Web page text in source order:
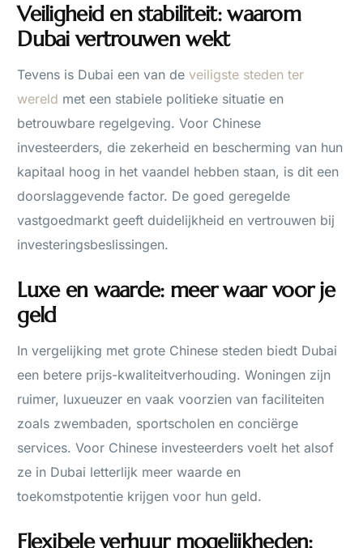
Veiligheid en stabiliteit: waarom
Dubai vertrouwen wekt
Tevens is Dubai een van deveiligste steden ter
wereld met een stabiele politieke situatie en
betrouwbare regelgeving. Voor Chinese
investeerders, die zekerheid en bescherming van hun
kapitaal hoog in het vaandel hebben staan, is dit een
doorslaggevende factor. De goed geregelde
vastgoedmarkt geeft duidelijkheid en vertrouwen bij
investeringsbeslissingen.
Luxe en waarde: meer waar voor je
geld
In vergelijking met grote Chinese steden biedt Dubai
een betere prijs-kwaliteitverhouding. Woningen zijn
ruimer, luxueuzer en vaak voorzien van faciliteiten
zoals zwembaden, sportscholen en conciërge
services. Voor Chinese investeerders voelt het alsof
ze in Dubai letterlijk meer waarde en
toekomstpotentie krijgen voor hun geld.
Flexibele verhuur mogelijkheden: